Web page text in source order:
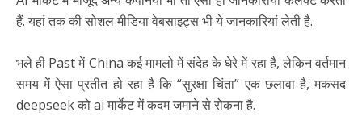
हैं. यहां तक की सोशल मीडिया वेबसाइट्स भी ये जानकारियां लेती है.
भले ही Past में China कई मामलो में संदेह के घेरे में रहा है, लेकिन वर्तमान
समय में ऐसा प्रतीत हो रहा है कि “सुरक्षा चिंता” एक छलावा है, मकसद
deepseek को ai मार्केट में कदम जमाने से रोकना है.